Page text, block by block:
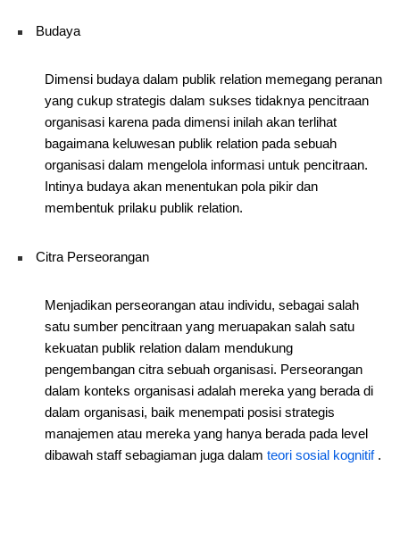
Budaya
Dimensi budaya dalam publik relation memegang peranan
yang cukup strategis dalam sukses tidaknya pencitraan
organisasi karena pada dimensi inilah akan terlihat
bagaimana keluwesan publik relation pada sebuah
organisasi dalam mengelola informasi untuk pencitraan.
Intinya budaya akan menentukan pola pikir dan
membentuk prilaku publik relation.
Citra Perseorangan
Menjadikan perseorangan atau individu, sebagai salah
satu sumber pencitraan yang meruapakan salah satu
kekuatan publik relation dalam mendukung
pengembangan citra sebuah organisasi. Perseorangan
dalam konteks organisasi adalah mereka yang berada di
dalam organisasi, baik menempati posisi strategis
manajemen atau mereka yang hanya berada pada level
dibawah staff sebagiaman juga dalam teori sosial kognitif.